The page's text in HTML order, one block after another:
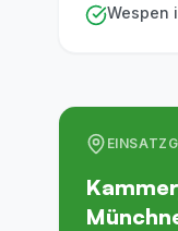
Wespen